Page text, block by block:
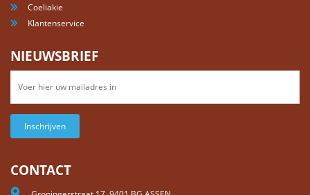
Coeliakie
Klantenservice
NIEUWSBRIEF
Inschrijven
CONTACT